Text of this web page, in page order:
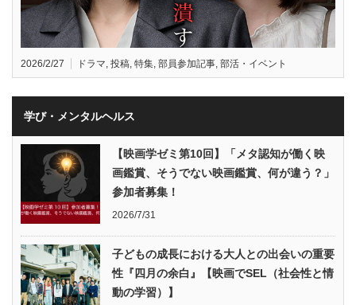
2026/2/27 ドラマ, 投稿, 特集, 部員参加記事, 部活・イベント
学び・メンタルヘルス
【映画学ゼミ第10回】「メタ認知が働く映
画鑑賞、そうでない映画鑑賞、何が違う？」
参加者募集！
2026/7/31
子どもの成長における大人との出会いの重要
性『四月の余白』【映画でSEL（社会性と情
動の学習）】